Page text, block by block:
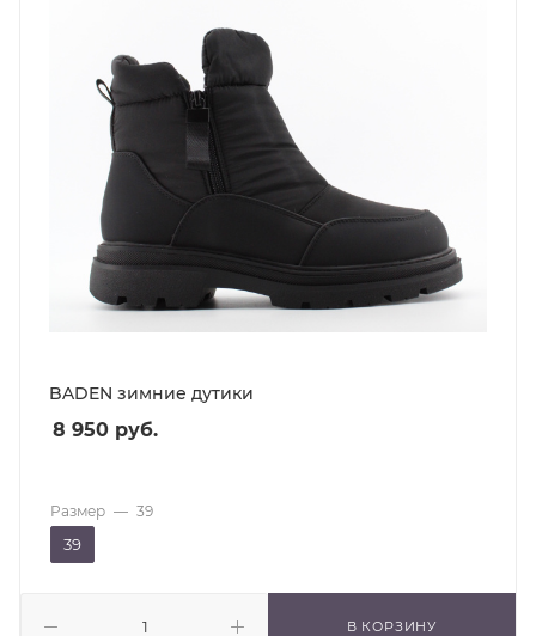
BADEN зимние дутики
8 950 руб.
В КОРЗИНУ
Размер — 39
39